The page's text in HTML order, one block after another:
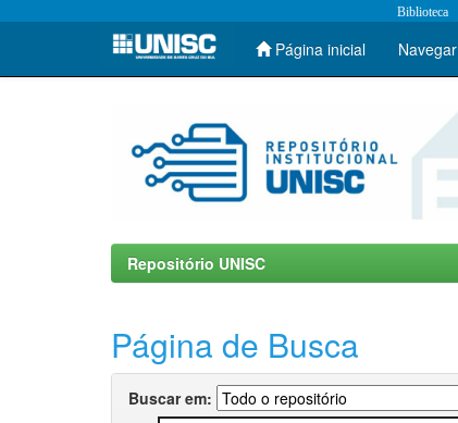
Skip
Biblioteca
Página inicial Navegar
Repositório UNISC
Página de Busca
Buscar em: